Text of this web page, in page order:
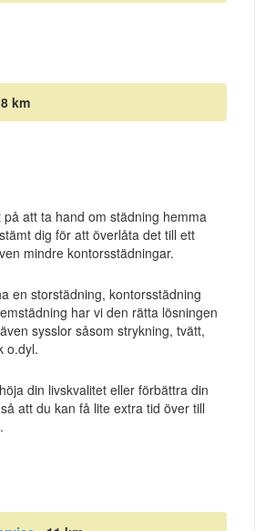
km
att ta hand om städning hemma
dig för att överlåta det till ett
mindre kontorsstädningar.
en storstädning, kontorsstädning
har vi den rätta lösningen
sysslor såsom strykning, tvätt,
o.dyl.
din livskvalitet eller förbättra din
att du kan få lite extra tid över till